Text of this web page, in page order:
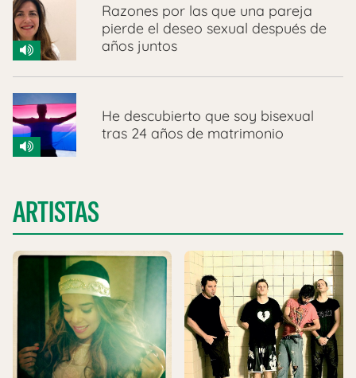
Razones por las que una pareja
pierde el deseo sexual después de
años juntos
He descubierto que soy bisexual
tras 24 años de matrimonio
ARTISTAS